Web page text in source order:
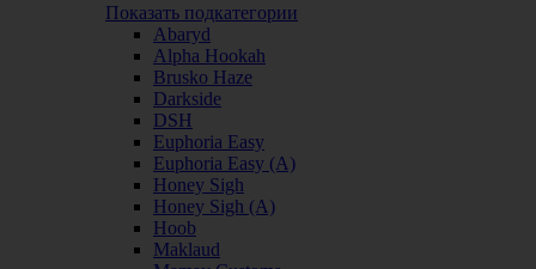
Показать подкатегории
Abaryd
Alpha Hookah
Brusko Haze
Darkside
DSH
Euphoria Easy
Euphoria Easy (А)
Honey Sigh
Honey Sigh (А)
Hoob
Maklaud